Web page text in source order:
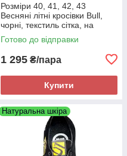
Розміри 40, 41, 42, 43
Весняні літні кросівки Bull,
чорні, текстиль сітка, на
підошві з піни, легкі та зручні
Готово до відправки
1 295 ₴/пара
Купити
Натуральна шкіра